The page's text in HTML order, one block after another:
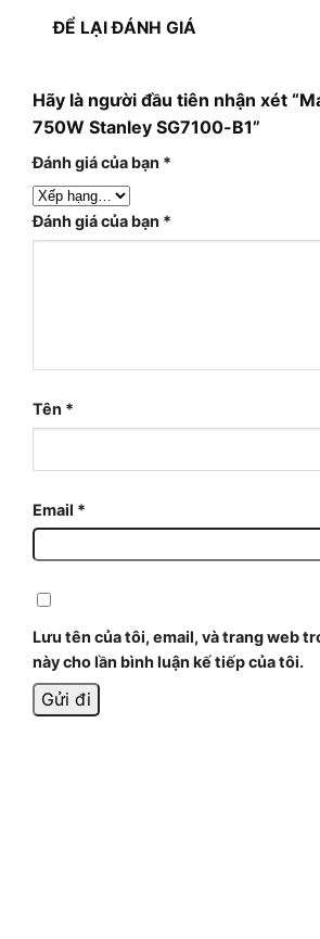
ĐỂ LẠI ĐÁNH GIÁ
Hãy là người đầu tiên nhận xét
750W Stanley SG7100-B1”
Đánh giá của bạn *
Đánh giá của bạn *
Tên *
Email *
Lưu tên của tôi, email, và trang web
này cho lần bình luận kế tiếp của tôi.